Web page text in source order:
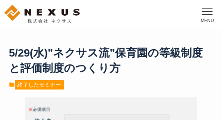
MENU
5/29(水)”ネクサス流”保育園の等級制度
と評価制度のつくり方
終了したセミナー